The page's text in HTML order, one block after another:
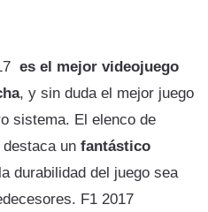
es el mejor videojuego
, y sin duda el mejor juego
sistema. El elenco de
un fantástico
durabilidad del juego sea
F1 2017